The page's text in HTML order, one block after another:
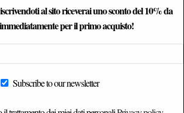
al sito riceverai uno sconto del 10% da
per il primo acquisto!
Subscribe to our newsletter